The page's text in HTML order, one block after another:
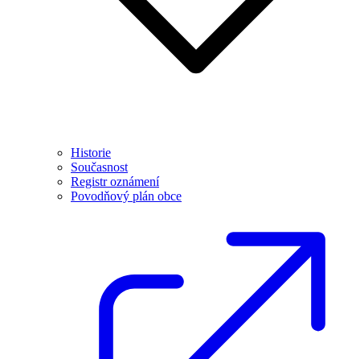
Historie
Současnost
Registr oznámení
Povodňový plán obce